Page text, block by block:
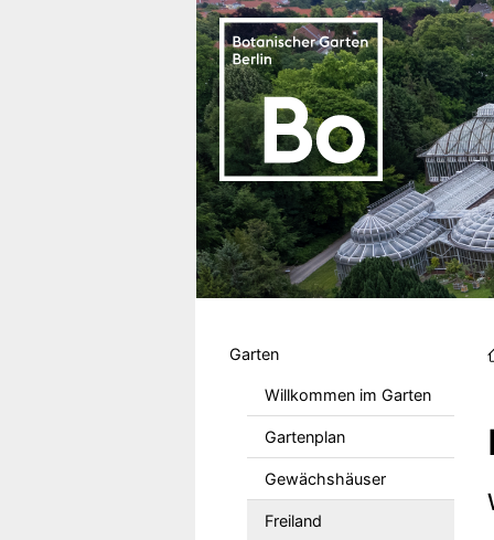
Garten
Willkommen im Garten
Gartenplan
Gewächshäuser
Freiland